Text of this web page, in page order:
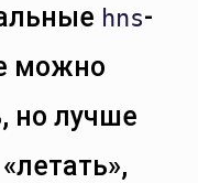
hns-
можно
но лучше